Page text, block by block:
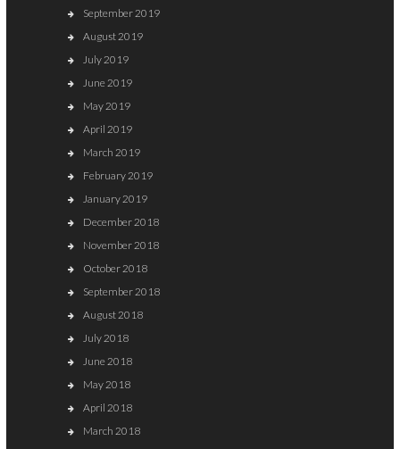
September 2019
August 2019
July 2019
June 2019
May 2019
April 2019
March 2019
February 2019
January 2019
December 2018
November 2018
October 2018
September 2018
August 2018
July 2018
June 2018
May 2018
April 2018
March 2018